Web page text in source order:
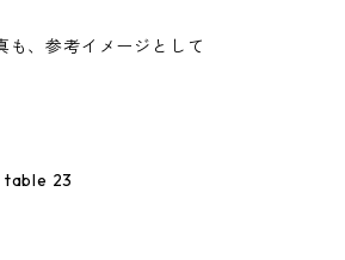
も、参考イメージとして
23